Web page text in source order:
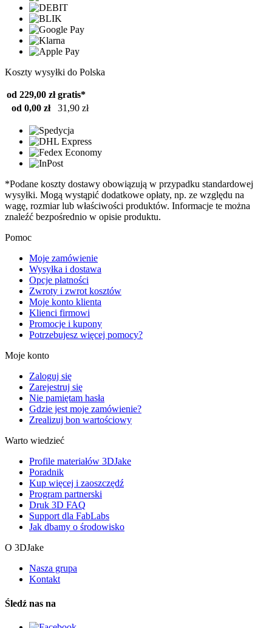
Koszty wysyłki do Polska
od 229,00 zł gratis*
od 0,00 zł
31,90 zł
*Podane koszty dostawy obowiązują w przypadku standardowej
wysyłki. Mogą wystąpić dodatkowe opłaty, np. ze względu na
wagę, rozmiar lub właściwości produktów. Informacje te można
znaleźć bezpośrednio w opisie produktu.
Pomoc
Moje zamówienie
Wysyłka i dostawa
Opcje płatności
Zwroty i zwrot kosztów
Moje konto klienta
Klienci firmowi
Promocje i kupony
Potrzebujesz więcej pomocy?
Moje konto
Zaloguj się
Zarejestruj się
Nie pamiętam hasła
Gdzie jest moje zamówienie?
Zrealizuj bon wartościowy
Warto wiedzieć
Profile materiałów 3DJake
Poradnik
Kup więcej i zaoszczędź
Program partnerski
Druk 3D FAQ
Support dla FabLabs
Jak dbamy o środowisko
O 3DJake
Nasza grupa
Kontakt
Śledź nas na